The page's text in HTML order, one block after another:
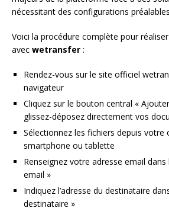
nécessitant des configurations
Voici la procédure complète pour
avec wetransfer :
Rendez-vous sur le site officiel
navigateur
Cliquez sur le bouton central «
glissez-déposez directement vos
Sélectionnez les fichiers depuis votre
smartphone ou tablette
Renseignez votre adresse email
email »
Indiquez l’adresse du destinataire
destinataire »